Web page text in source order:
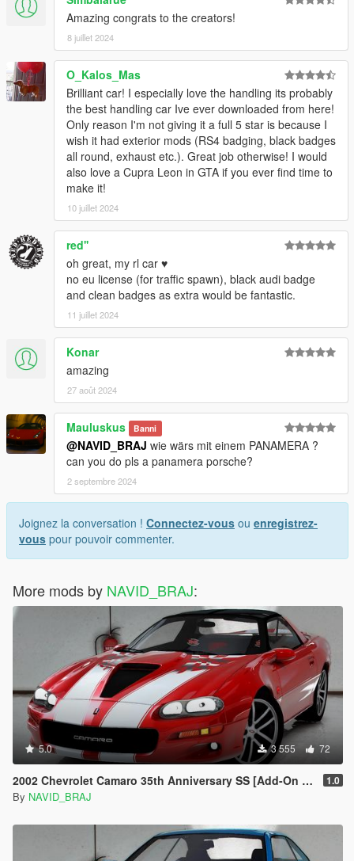
Amazing congrats to the creators!
8 juillet 2024
O_Kalos_Mas
Brilliant car! I especially love the handling its probably
the best handling car Ive ever downloaded from here!
Only reason I'm not giving it a full 5 star is because I
wish it had exterior mods (RS4 badging, black badges
all round, exhaust etc.). Great job otherwise! I would
also love a Cupra Leon in GTA if you ever find time to
make it!
10 juillet 2024
red''
oh great, my rl car ♥️
no eu license (for traffic spawn), black audi badge
and clean badges as extra would be fantastic.
11 juillet 2024
Konar
amazing
27 août 2024
Mauluskus Banni
@NAVID_BRAJ wie wärs mit einem PANAMERA ?
can you do pls a panamera porsche?
2 septembre 2024
Joignez la conversation ! Connectez-vous ou enregistrez-
vous pour pouvoir commenter.
More mods by NAVID_BRAJ:
5.0 3 555 72
2002 Chevrolet Camaro 35th Anniversary SS [Add-On | Tuning | Template | Livery ] 1.0
By NAVID_BRAJ